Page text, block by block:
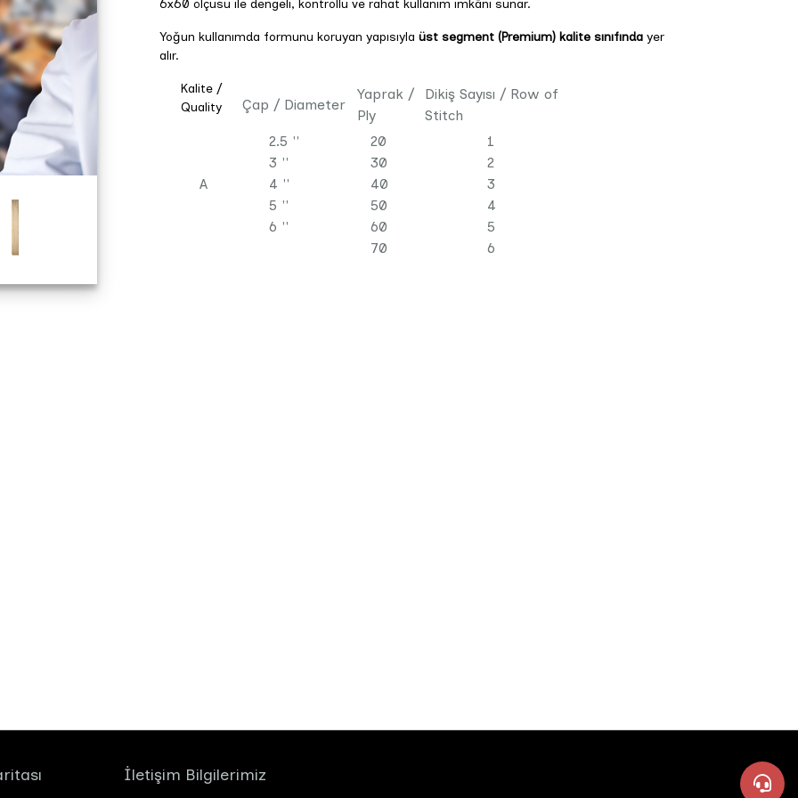
6x60 ölçüsü ile dengeli, kontrollü ve rahat kullanım imkânı sunar.
Yoğun kullanımda formunu koruyan yapısıyla üst segment (Premium) kalite sınıfında yer
alır.
Kalite /
Quality
Çap / Diameter
Yaprak /
Ply
Dikiş Sayısı / Row of
Stitch
A
2.5 '' 20
1
3 ''
30
2
4 ''
40
3
5 ''
50
4
6 ''
60
5
70
6
İletişim Bilgilerimiz